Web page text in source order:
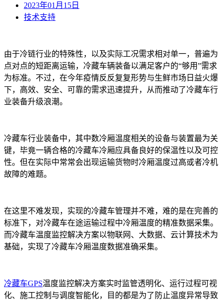
2023年01月15日
技术支持
由于冷链行业的特殊性，以及实际工况需求相对单一，普遍为
点对点的短距离运输，冷藏车辆装备以满足客户的“够用”需求
为标准。不过，在今年疫情反反复复形势与生鲜市场日益火爆
下，高效、安全、可靠的需求迅速提升，从而推动了冷藏车行
业装备升级浪潮。
冷藏车行业装备中，其中数冷厢温度相关的设备与装置最为关
键，毕竟一辆合格的冷藏车冷厢应具备良好的保温性以及可控
性。但在实际中常常会出现运输货物时冷厢温度过高或者冷机
故障的难题。
在这里不难发现，实现的冷藏车管理并不难，难的是在完善的
标准下，对冷藏车在途运输过程中冷厢温度的精准数据采集。
而冷藏车温度监控解决方案以物联网、大数据、云计算技术为
基础，实现了冷藏车冷厢温度数据准确采集。
冷藏车GPS温度监控解决方案实时监管透明化、运行过程可视
化、施工控制与调度智能化，目的都是为了防止温度异常导致